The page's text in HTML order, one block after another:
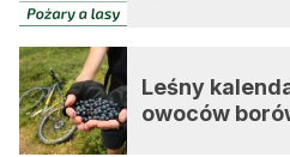
Leśny
owoców